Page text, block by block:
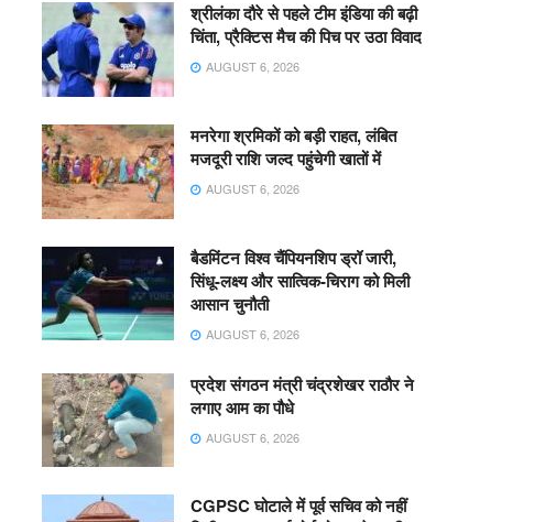
श्रीलंका दौरे से पहले टीम इंडिया की बढ़ी
चिंता, प्रैक्टिस मैच की पिच पर उठा विवाद
AUGUST 6, 2026
मनरेगा श्रमिकों को बड़ी राहत, लंबित
मजदूरी राशि जल्द पहुंचेगी खातों में
AUGUST 6, 2026
बैडमिंटन विश्व चैंपियनशिप ड्रॉ जारी,
सिंधू-लक्ष्य और सात्विक-चिराग को मिली
आसान चुनौती
AUGUST 6, 2026
प्रदेश संगठन मंत्री चंद्रशेखर राठौर ने
लगाए आम का पौधे
AUGUST 6, 2026
CGPSC घोटाले में पूर्व सचिव को नहीं